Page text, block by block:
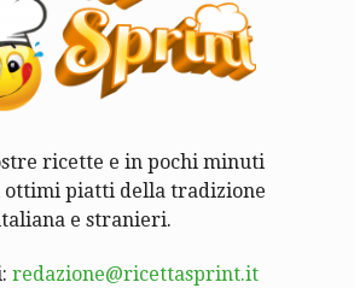
ricette e in pochi minuti
ottimi piatti della tradizione
e stranieri.
redazione@ricettasprint.it